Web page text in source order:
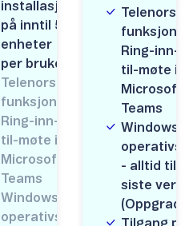
installasjon
på inntil 5
enheter
per bruker
Telenors
funksjon
Ring-inn-
til-møte i
Microsoft
Teams
Windows Pro
operativsystem
Telenors
funksjon
Ring-inn-
til-møte i
Microsoft
Teams
Windows
- alltid
siste